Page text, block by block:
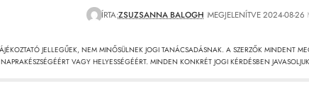
ÍRTA:ZSUZSANNA BALOGH MEGJELENÍTVE 2024-08-26
JELLEGŰEK, NEM MINŐSÜLNEK JOGI TANÁCSADÁSNAK. A SZERZŐK MINDENT
NAPRAKÉSZSÉGÉÉRT VAGY HELYESSÉGÉÉRT. MINDEN KONKRÉT JOGI KÉRDÉSBEN